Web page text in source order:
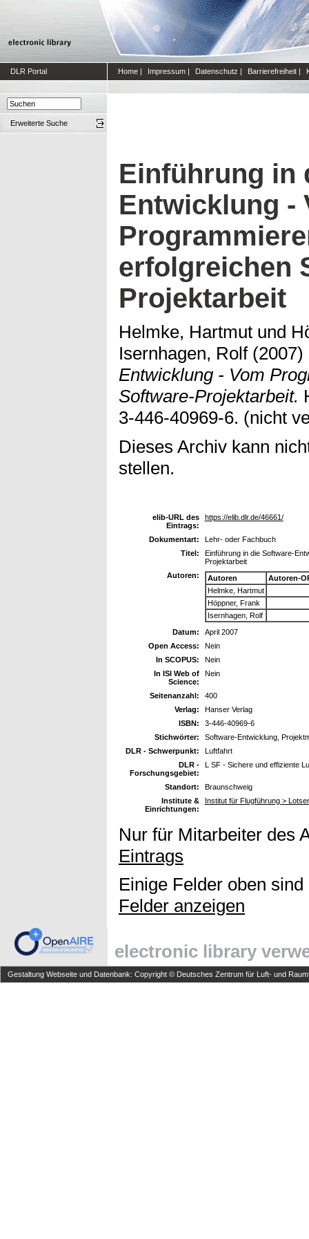
DLR Portal Home | Impressum | Datenschutz | Barrierefreiheit |
Erweiterte Suche
Einführung in
Entwicklung -
erfolgreichen
Projektarbeit
Helmke, Hartmut und
Isernhagen, Rolf(2007)
Entwicklung - Vom
Software-Projektarbeit.
3-446-40969-6. (nicht
Dieses Archiv kann
stellen.
elib-URL des
Eintrags:
https://elib.dlr.de/46661/
Dokumentart:
Lehr- oder Fachbuch
Titel:
Einführung in die Software-
Projektarbeit
Autoren:
Autoren
Autoren-
Helmke, Hartmut
Höppner, Frank
Isernhagen, Rolf
Datum:
April 2007
Open Access:
Nein
In SCOPUS:
Nein
In ISI Web of
Science:
Nein
Seitenanzahl:
400
Verlag:
Hanser Verlag
ISBN:
3-446-40969-6
Stichwörter:
Software-Entwicklung,
DLR - Schwerpunkt:
Luftfahrt
DLR -
Forschungsgebiet:
L SF - Sichere und effiziente
Standort:
Braunschweig
Institute &
Einrichtungen:
Institut für Flugführung >
Nur für Mitarbeiter des
Eintrags
Einige Felder oben
Felder anzeigen
electronic library
Gestaltung Webseite und Datenbank: Copyright © Deutsches Zentrum für Luft- und